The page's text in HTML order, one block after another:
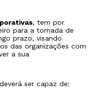
, tem por
para a tomada de
prazo, visando
das organizações com
a sua
ser capaz de: